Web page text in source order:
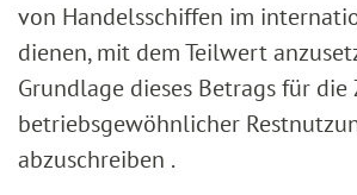
von Handelsschiffen im
dienen, mit dem Teilwert
Grundlage dieses Betrags für die
betriebsgewöhnlicher
abzuschreiben .